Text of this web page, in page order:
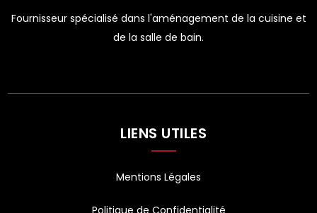
Fournisseur spécialisé dans l'aménagement de la cuisine et
de la salle de bain.
LIENS UTILES
Mentions Légales